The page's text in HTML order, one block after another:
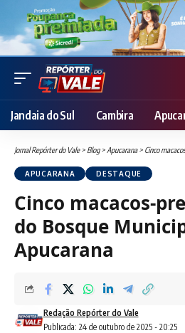
Jandaia do Sul Cambira
Jornal Repórter do Vale> Blog>Apucarana> Cinco macacos-
APUCARANA DESTAQUE
Cinco macacos-
do Bosque
Apucarana
Publicada: 24 de outubro de 2025 - 20:25
Redação Repórter do Vale